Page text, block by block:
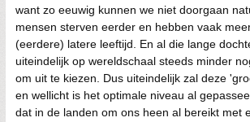
want zo eeuwig kunnen we niet doorgaan
mensen sterven eerder en hebben vaak
(eerdere) latere leeftijd. En al die lange
uiteindelijk op wereldschaal steeds minder
om uit te kiezen. Dus uiteindelijk zal deze
en wellicht is het optimale niveau al
dat in de landen om ons heen al bereikt met